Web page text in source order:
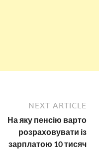
NEXT ARTICLE
На яку пенсію варто
розраховувати із
зарплатою 10 тисяч